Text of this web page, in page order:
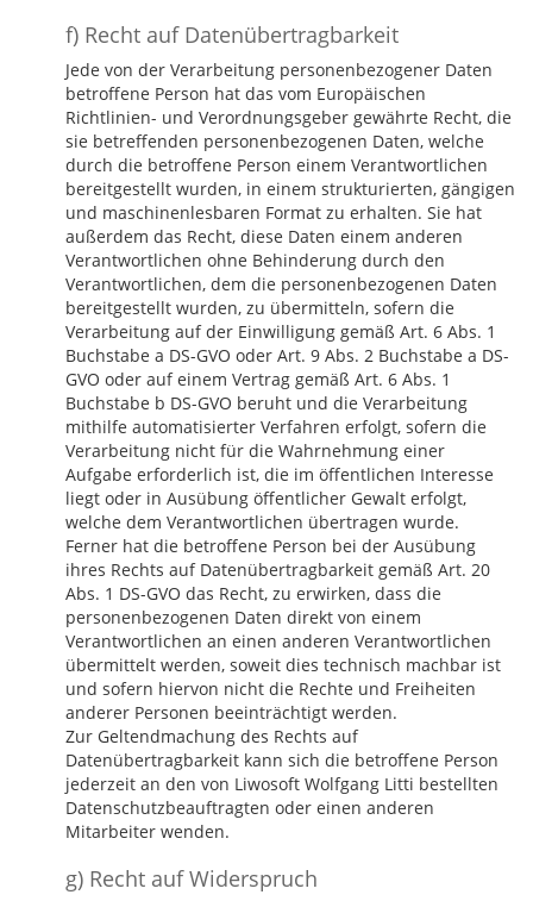
f) Recht auf Datenübertragbarkeit
Jede von der Verarbeitung personenbezogener Daten
betroffene Person hat das vom Europäischen
Richtlinien- und Verordnungsgeber gewährte Recht, die
sie betreffenden personenbezogenen Daten, welche
durch die betroffene Person einem Verantwortlichen
bereitgestellt wurden, in einem strukturierten, gängigen
und maschinenlesbaren Format zu erhalten. Sie hat
außerdem das Recht, diese Daten einem anderen
Verantwortlichen ohne Behinderung durch den
Verantwortlichen, dem die personenbezogenen Daten
bereitgestellt wurden, zu übermitteln, sofern die
Verarbeitung auf der Einwilligung gemäß Art. 6 Abs. 1
Buchstabe a DS-GVO oder Art. 9 Abs. 2 Buchstabe a DS-
GVO oder auf einem Vertrag gemäß Art. 6 Abs. 1
Buchstabe b DS-GVO beruht und die Verarbeitung
mithilfe automatisierter Verfahren erfolgt, sofern die
Verarbeitung nicht für die Wahrnehmung einer
Aufgabe erforderlich ist, die im öffentlichen Interesse
liegt oder in Ausübung öffentlicher Gewalt erfolgt,
welche dem Verantwortlichen übertragen wurde.
Ferner hat die betroffene Person bei der Ausübung
ihres Rechts auf Datenübertragbarkeit gemäß Art. 20
Abs. 1 DS-GVO das Recht, zu erwirken, dass die
personenbezogenen Daten direkt von einem
Verantwortlichen an einen anderen Verantwortlichen
übermittelt werden, soweit dies technisch machbar ist
und sofern hiervon nicht die Rechte und Freiheiten
anderer Personen beeinträchtigt werden.
Zur Geltendmachung des Rechts auf
Datenübertragbarkeit kann sich die betroffene Person
jederzeit an den von Liwosoft Wolfgang Litti bestellten
Datenschutzbeauftragten oder einen anderen
Mitarbeiter wenden.
g) Recht auf Widerspruch